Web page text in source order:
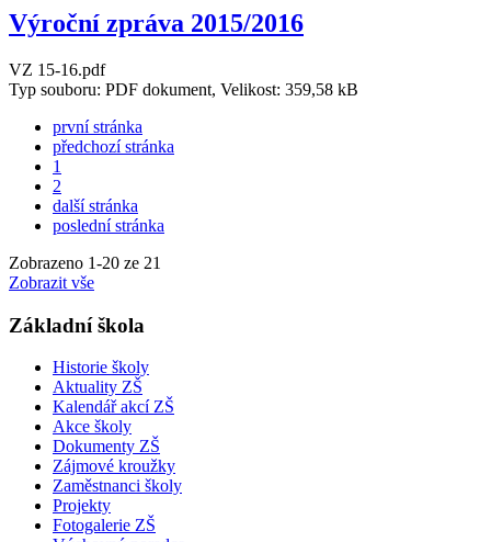
Výroční zpráva 2015/2016
VZ 15-16.pdf
Typ souboru: PDF dokument, Velikost: 359,58 kB
první stránka
předchozí stránka
1
2
další stránka
poslední stránka
Zobrazeno 1-20 ze 21
Zobrazit vše
Základní škola
Historie školy
Aktuality ZŠ
Kalendář akcí ZŠ
Akce školy
Dokumenty ZŠ
Zájmové kroužky
Zaměstnanci školy
Projekty
Fotogalerie ZŠ